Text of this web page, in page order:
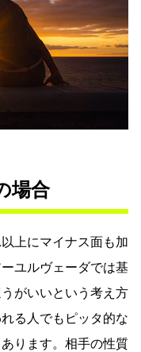
場合
上にマイナス面も加
ユルヴェーダでは基
がいいという考え方
る人でもピッタ的な
ります。相手の性質